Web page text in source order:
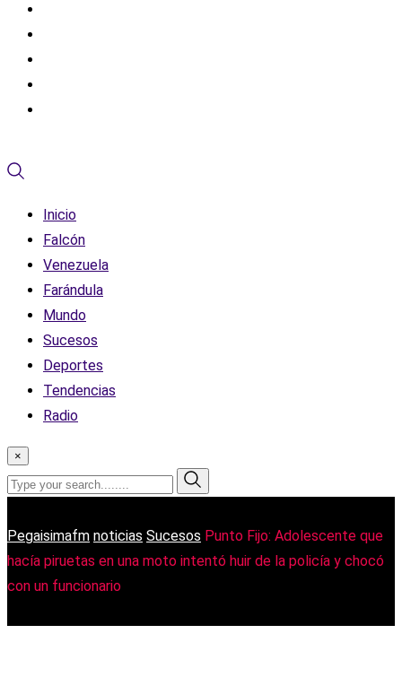
Inicio
Falcón
Venezuela
Farándula
Mundo
Sucesos
Deportes
Tendencias
Radio
×
Pegaisimafm noticias Sucesos Punto Fijo: Adolescente que
hacía piruetas en una moto intentó huir de la policía y chocó
con un funcionario